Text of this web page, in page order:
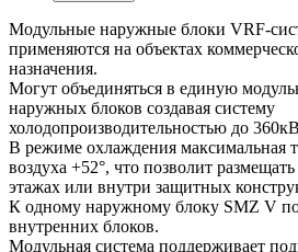
Модульные наружные блоки VRF-
применяются на объектах
назначения.
Могут объединяться в единую
наружных блоков создавая систему
холодопроизводительностью до
В режиме охлаждения максимальная
воздуха +52°, что позволит
этажах или внутри защитных
К одному наружному блоку SMZ V
внутренних блоков.
Модульная система поддерживает